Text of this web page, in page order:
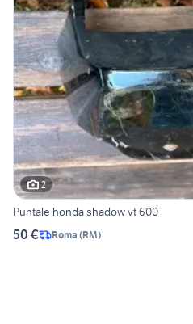
2
Puntale honda shadow vt 600
50 € Roma (RM)